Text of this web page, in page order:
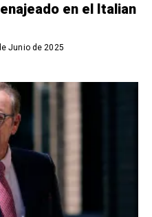
en el Italian
Junio de 2025